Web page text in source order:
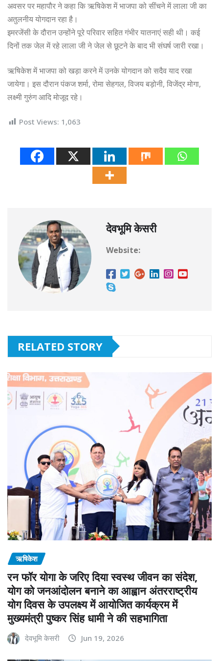
अवसर पर महापौर ने कहा कि ऋषिकेश में भाजपा को सींचने में लाला जी का
अतुलनीय योगदान रहा है।
इमरजेंसी के दौरान उन्होंने पूरे परिवार सहित गंभीर यातनाएं सही थी। कई
दिनों तक जेल में रहे लाला जी ने जेल से छूटने के बाद भी संघर्ष जारी रखा।
ऋषिकेश में भाजपा को खड़ा करने में उनके योगदान को सदैव याद रखा
जायेगा। इस दौरान पंकज शर्मा, रोमा सेहगल, विजय बड़ोनी, विजेंद्र मोगा,
लक्ष्मी गुरुंग आदि मोजूद रहे।
Post Views: 1,063
देवभूमि केसरी
Website:
RELATED STORY
ऋषिकेश
रन फॉर योगा के जरिए दिया स्वस्थ जीवन का संदेश,
योग को जनआंदोलन बनाने का आह्वान अंतरराष्ट्रीय
योग दिवस के उपलक्ष्य में आयोजित कार्यक्रम में
मुख्यमंत्री पुष्कर सिंह धामी ने की सहभागिता
देवभूमि केसरी Jun 19, 2026